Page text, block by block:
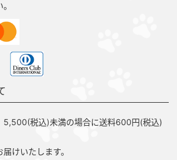
5,500(税込)未満の場合に送料600円(税込)
けいたします。